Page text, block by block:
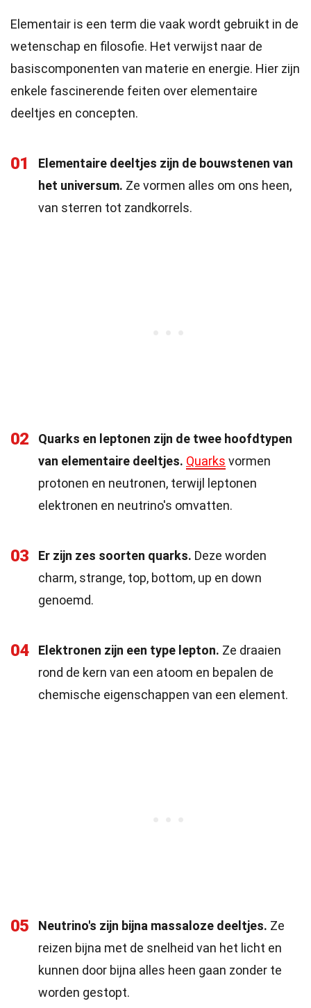
Elementair is een term die vaak wordt gebruikt in de
wetenschap en filosofie. Het verwijst naar de
basiscomponenten van materie en energie. Hier zijn
enkele fascinerende feiten over elementaire
deeltjes en concepten.
01
Elementaire deeltjes zijn de bouwstenen van
het universum. Ze vormen alles om ons heen,
van sterren tot zandkorrels.
02
Quarks en leptonen zijn de twee hoofdtypen
van elementaire deeltjes. Quarks vormen
protonen en neutronen, terwijl leptonen
elektronen en neutrino's omvatten.
03 Er zijn zes soorten quarks. Deze worden
charm, strange, top, bottom, up en down
genoemd.
04 Elektronen zijn een type lepton. Ze draaien
rond de kern van een atoom en bepalen de
chemische eigenschappen van een element.
05 Neutrino's zijn bijna massaloze deeltjes. Ze
reizen bijna met de snelheid van het licht en
kunnen door bijna alles heen gaan zonder te
worden gestopt.